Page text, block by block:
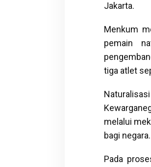
Jakarta.
Menkum
pemain
tiga atlet
melalui
bagi negara.
Pada